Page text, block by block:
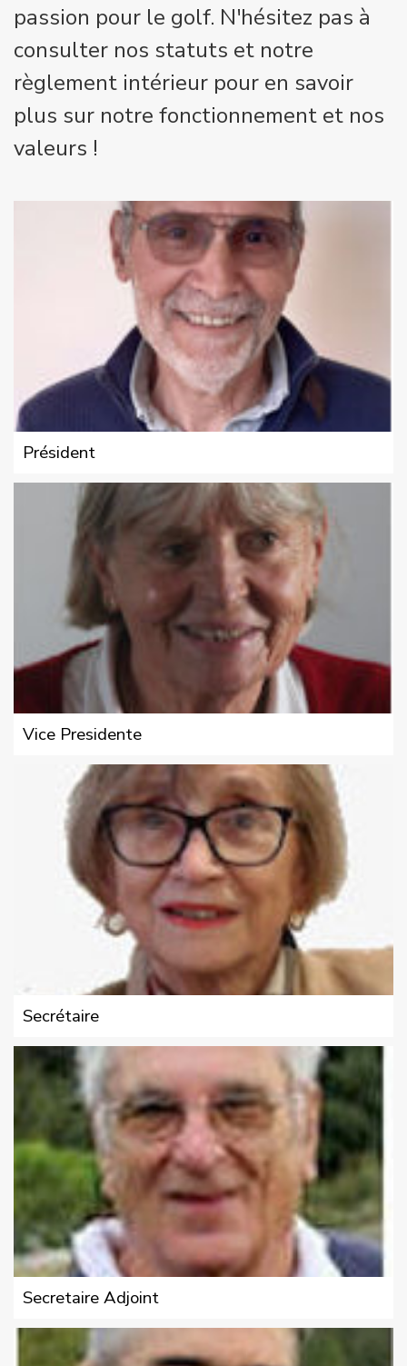
passion pour le golf. N'hésitez pas à
consulter nos statuts et notre
règlement intérieur pour en savoir
plus sur notre fonctionnement et nos
valeurs !
Président
Vice Presidente
Secrétaire
Secretaire Adjoint